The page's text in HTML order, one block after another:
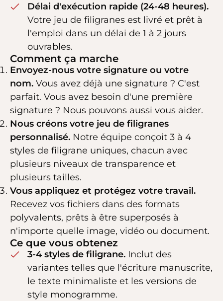
Délai d'exécution rapide (24-48 heures).
Votre jeu de filigranes est livré et prêt à
l'emploi dans un délai de 1 à 2 jours
ouvrables.
Comment ça marche
Envoyez-nous votre signature ou votre
nom. Vous avez déjà une signature ? C'est
parfait. Vous avez besoin d'une première
signature ? Nous pouvons aussi vous aider.
Nous créons votre jeu de filigranes
personnalisé. Notre équipe conçoit 3 à 4
styles de filigrane uniques, chacun avec
plusieurs niveaux de transparence et
plusieurs tailles.
Vous appliquez et protégez votre travail.
Recevez vos fichiers dans des formats
polyvalents, prêts à être superposés à
n'importe quelle image, vidéo ou document.
Ce que vous obtenez
3-4 styles de filigrane. Inclut des
variantes telles que l'écriture manuscrite,
le texte minimaliste et les versions de
style monogramme.